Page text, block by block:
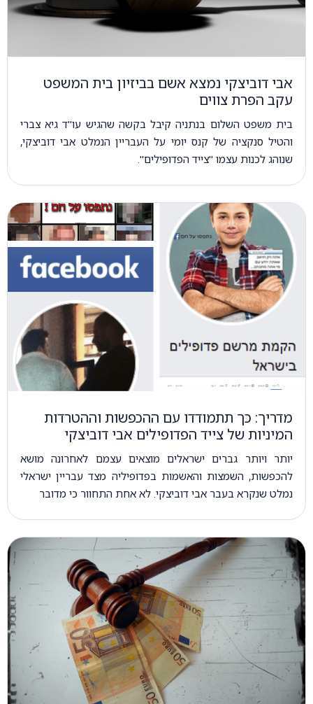
אבי דוביצקי נמצא אשם בביזיון בית המשפט
עקב הפרת צווים
בית משפט השלום בנתניה קיבל בקשה שהגיש עו"ד גיא צברי
והטיל סנקציה של קנס יומי על העבריין הנמלט אבי דוביצקי,
שנוהג לכנות עצמו "צייד הפדופילים".
מדריך: כך תתמודדו עם ההכפשות וההטרדות
המיניות של צייד הפדופילים אבי דוביצקי
יותר ויותר גברים ישראלים מוצאים עצמם לאחרונה מושא
להכפשות, השמצות והאשמות בפדופיליה מצד עבריין ישראלי
נמלט שנקרא בעבר אבי דוביצקי. לא אחת התחוור כי מדובר